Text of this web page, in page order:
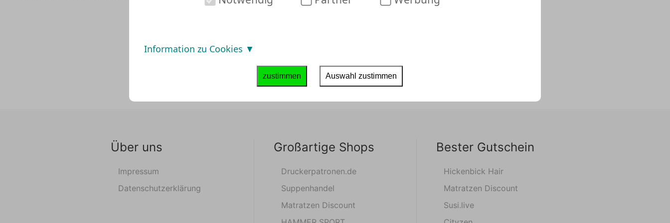
Über uns
Impressum
Datenschutzerklärung
Großartige Shops
Druckerpatronen.de
Suppenhandel
Matratzen Discount
Bester Gutschein
Hickenbick Hair
Matratzen Discount
Susi.live
Information zu Cookies
zustimmen Auswahl zustimmen